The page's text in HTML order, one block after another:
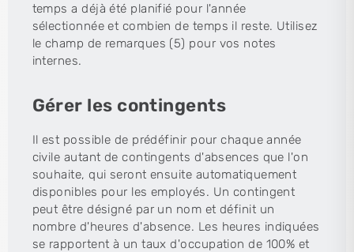
temps a déjà été planifié pour l'année
sélectionnée et combien de temps il reste. Utilisez
le champ de remarques (5) pour vos notes
internes.
Gérer les contingents
Il est possible de prédéfinir pour chaque année
civile autant de contingents d'absences que l'on
souhaite, qui seront ensuite automatiquement
disponibles pour les employés. Un contingent
peut être désigné par un nom et définit un
nombre d'heures d'absence. Les heures indiquées
se rapportent à un taux d'occupation de 100% et